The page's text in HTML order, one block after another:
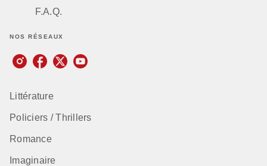
F.A.Q.
NOS RÉSEAUX
Littérature
Policiers / Thrillers
Romance
Imaginaire